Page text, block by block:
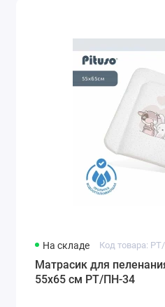
На складе Код товара:
Матрасик для
55х65 см РT/ПН-34